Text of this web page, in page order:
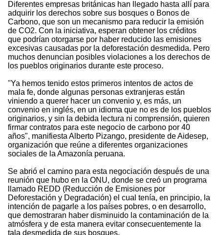
Diferentes empresas británicas han llegado hasta allí para
adquirir los derechos sobre sus bosques o Bonos de
Carbono, que son un mecanismo para reducir la emisión
de CO2. Con la iniciativa, esperan obtener los créditos
que podrían otorgarse por haber reducido las emisiones
excesivas causadas por la deforestación desmedida. Pero
muchos denuncian posibles violaciones a los derechos de
los pueblos originarios durante este proceso.
"Ya hemos tenido estos primeros intentos de actos de
mala fe, donde algunas personas extranjeras están
viniendo a querer hacer un convenio y, es más, un
convenio en inglés, en un idioma que no es de los pueblos
originarios, y sin la debida lectura ni comprensión, quieren
firmar contratos para este negocio de carbono por 40
años", manifiesta Alberto Pizango, presidente de Aidesep,
organización que reúne a diferentes organizaciones
sociales de la Amazonía peruana.
Se abrió el camino para esta negociación después de una
reunión que hubo en la ONU, donde se creó un programa
llamado REDD (Reducción de Emisiones por
Deforestación y Degradación) el cual tenía, en principio, la
intención de pagarle a los países pobres, o en desarrollo,
que demostraran haber disminuido la contaminación de la
atmósfera y de esta manera evitar consecuentemente la
tala desmedida de sus bosques.